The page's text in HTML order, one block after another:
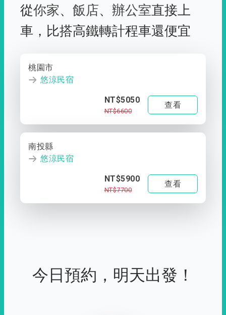
從你家、 飯店、 辦公室直接上
車， 比搭高鐵轉計程車還便宜
桃園市
悠涼民宿
NT$5050
NT$6600
查看
南投縣
悠涼民宿
NT$5900
NT$7700
查看
今日預約，明天出發！